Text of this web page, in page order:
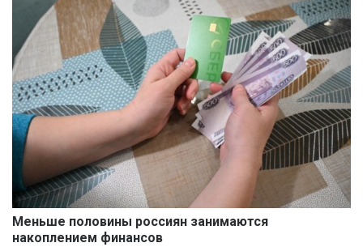
Меньше половины россиян занимаются
накоплением финансов